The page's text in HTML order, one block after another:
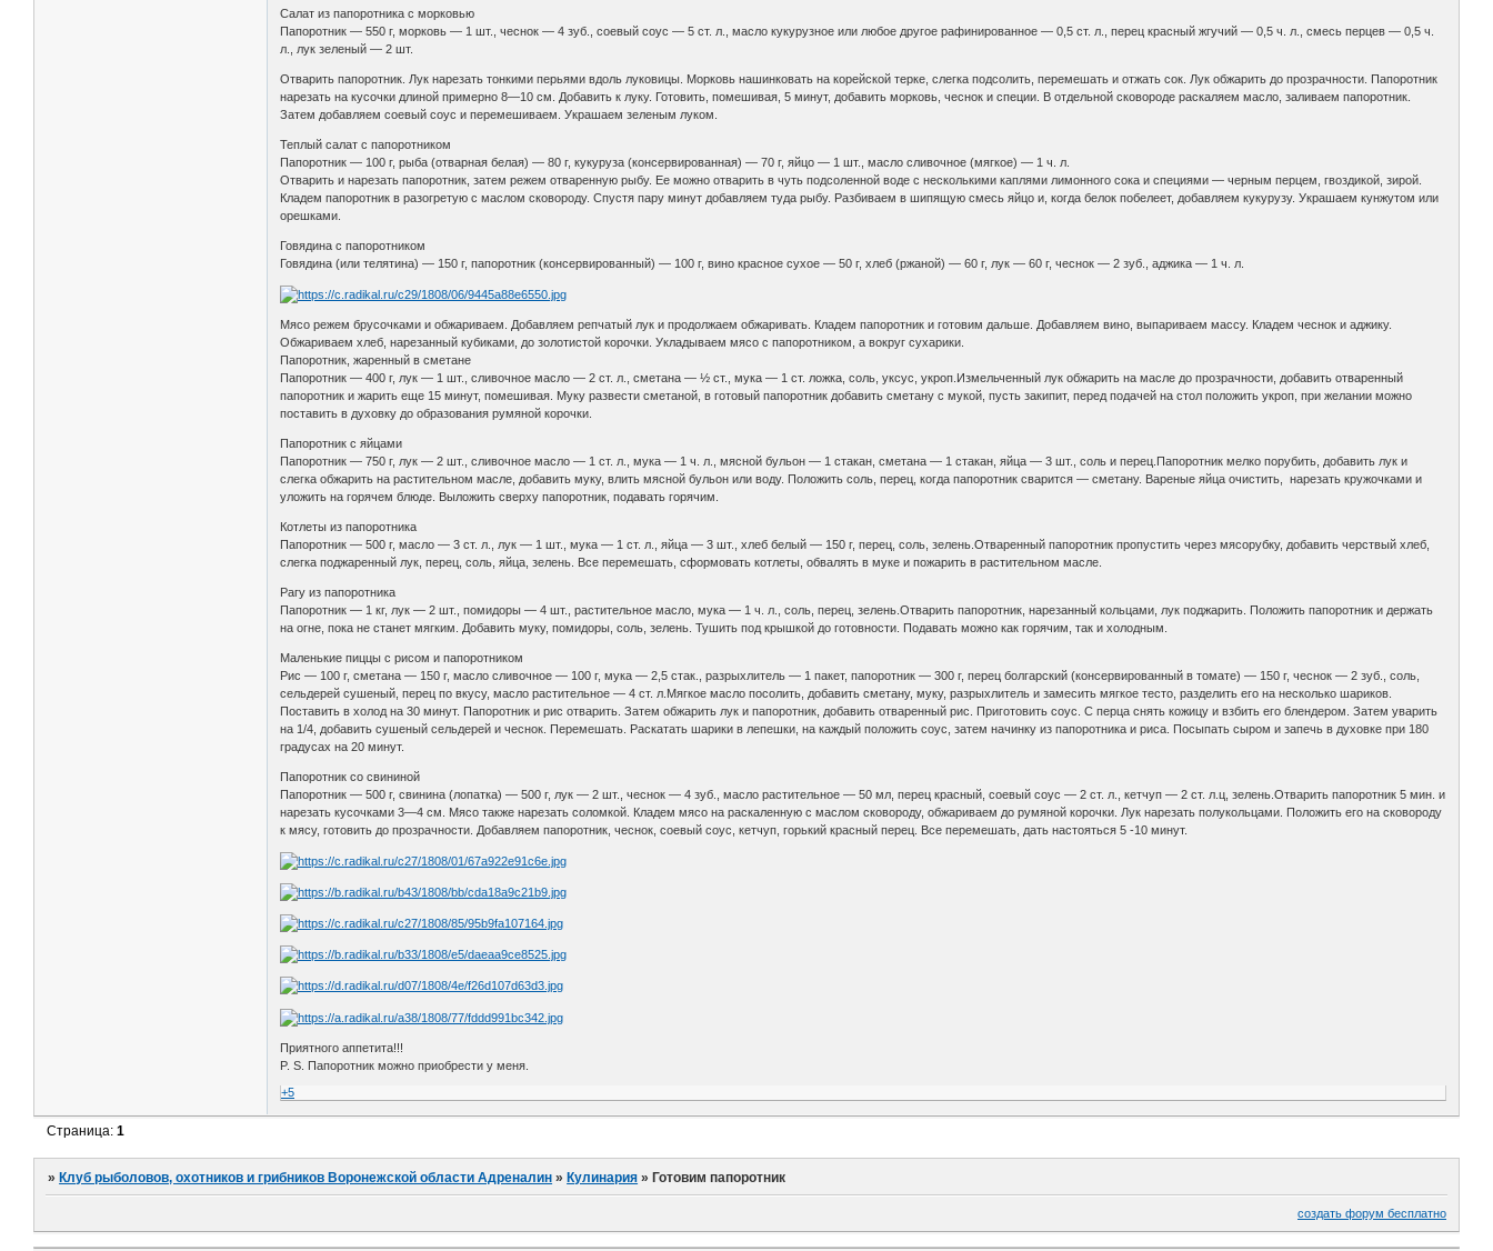
Салат из папоротника с морковью
Папоротник — 550 г, морковь — 1 шт., чеснок — 4 зуб., соевый соус — 5 ст. л., масло кукурузное или любое другое рафинированное — 0,5 ст. л., перец красный жгучий — 0,5 ч. л., смесь перцев — 0,5 ч.
л., лук зеленый — 2 шт.
Отварить папоротник. Лук нарезать тонкими перьями вдоль луковицы. Морковь нашинковать на корейской терке, слегка подсолить, перемешать и отжать сок. Лук обжарить до прозрачности. Папоротник
нарезать на кусочки длиной примерно 8—10 см. Добавить к луку. Готовить, помешивая, 5 минут, добавить морковь, чеснок и специи. В отдельной сковороде раскаляем масло, заливаем папоротник.
Затем добавляем соевый соус и перемешиваем. Украшаем зеленым луком.
Теплый салат с папоротником
Папоротник — 100 г, рыба (отварная белая) — 80 г, кукуруза (консервированная) — 70 г, яйцо — 1 шт., масло сливочное (мягкое) — 1 ч. л.
Отварить и нарезать папоротник, затем режем отваренную рыбу. Ее можно отварить в чуть подсоленной воде с несколькими каплями лимонного сока и специями — черным перцем, гвоздикой, зирой.
Кладем папоротник в разогретую с маслом сковороду. Спустя пару минут добавляем туда рыбу. Разбиваем в шипящую смесь яйцо и, когда белок побелеет, добавляем кукурузу. Украшаем кунжутом или
орешками.
Говядина с папоротником
Говядина (или телятина) — 150 г, папоротник (консервированный) — 100 г, вино красное сухое — 50 г, хлеб (ржаной) — 60 г, лук — 60 г, чеснок — 2 зуб., аджика — 1 ч. л.
Мясо режем брусочками и обжариваем. Добавляем репчатый лук и продолжаем обжаривать. Кладем папоротник и готовим дальше. Добавляем вино, выпариваем массу. Кладем чеснок и аджику.
Обжариваем хлеб, нарезанный кубиками, до золотистой корочки. Укладываем мясо с папоротником, а вокруг сухарики.
Папоротник, жаренный в сметане
Папоротник — 400 г, лук — 1 шт., сливочное масло — 2 ст. л., сметана — ½ ст., мука — 1 ст. ложка, соль, уксус, укроп.Измельченный лук обжарить на масле до прозрачности, добавить отваренный
папоротник и жарить еще 15 минут, помешивая. Муку развести сметаной, в готовый папоротник добавить сметану с мукой, пусть закипит, перед подачей на стол положить укроп, при желании можно
поставить в духовку до образования румяной корочки.
Папоротник с яйцами
Папоротник — 750 г, лук — 2 шт., сливочное масло — 1 ст. л., мука — 1 ч. л., мясной бульон — 1 стакан, сметана — 1 стакан, яйца — 3 шт., соль и перец.Папоротник мелко порубить, добавить лук и
слегка обжарить на растительном масле, добавить муку, влить мясной бульон или воду. Положить соль, перец, когда папоротник сварится — сметану. Вареные яйца очистить, нарезать кружочками и
уложить на горячем блюде. Выложить сверху папоротник, подавать горячим.
Котлеты из папоротника
Папоротник — 500 г, масло — 3 ст. л., лук — 1 шт., мука — 1 ст. л., яйца — 3 шт., хлеб белый — 150 г, перец, соль, зелень.Отваренный папоротник пропустить через мясорубку, добавить черствый хлеб,
слегка поджаренный лук, перец, соль, яйца, зелень. Все перемешать, сформовать котлеты, обвалять в муке и пожарить в растительном масле.
Рагу из папоротника
Папоротник — 1 кг, лук — 2 шт., помидоры — 4 шт., растительное масло, мука — 1 ч. л., соль, перец, зелень.Отварить папоротник, нарезанный кольцами, лук поджарить. Положить папоротник и держать
на огне, пока не станет мягким. Добавить муку, помидоры, соль, зелень. Тушить под крышкой до готовности. Подавать можно как горячим, так и холодным.
Маленькие пиццы с рисом и папоротником
Рис — 100 г, сметана — 150 г, масло сливочное — 100 г, мука — 2,5 стак., разрыхлитель — 1 пакет, папоротник — 300 г, перец болгарский (консервированный в томате) — 150 г, чеснок — 2 зуб., соль,
сельдерей сушеный, перец по вкусу, масло растительное — 4 ст. л.Мягкое масло посолить, добавить сметану, муку, разрыхлитель и замесить мягкое тесто, разделить его на несколько шариков.
Поставить в холод на 30 минут. Папоротник и рис отварить. Затем обжарить лук и папоротник, добавить отваренный рис. Приготовить соус. С перца снять кожицу и взбить его блендером. Затем уварить
на 1/4, добавить сушеный сельдерей и чеснок. Перемешать. Раскатать шарики в лепешки, на каждый положить соус, затем начинку из папоротника и риса. Посыпать сыром и запечь в духовке при 180
градусах на 20 минут.
Папоротник со свининой
Папоротник — 500 г, свинина (лопатка) — 500 г, лук — 2 шт., чеснок — 4 зуб., масло растительное — 50 мл, перец красный, соевый соус — 2 ст. л., кетчуп — 2 ст. л.ц, зелень.Отварить папоротник 5 мин. и
нарезать кусочками 3—4 см. Мясо также нарезать соломкой. Кладем мясо на раскаленную с маслом сковороду, обжариваем до румяной корочки. Лук нарезать полукольцами. Положить его на сковороду
к мясу, готовить до прозрачности. Добавляем папоротник, чеснок, соевый соус, кетчуп, горький красный перец. Все перемешать, дать настояться 5 -10 минут.
Приятного аппетита!!!
P. S. Папоротник можно приобрести у меня.
+5
Страница:1
» Клуб рыболовов, охотников и грибников Воронежской области Адреналин » Кулинария » Готовим папоротник
создать форум бесплатно